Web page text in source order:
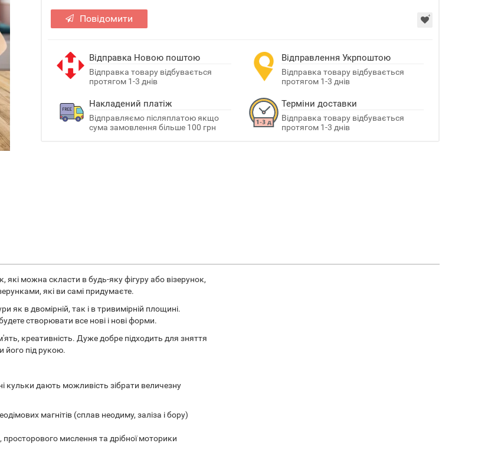
Повідомити
Відправка Новою поштою
Відправка товару відбувається
протягом 1-3 днів
Відправлення Укрпоштою
Відправка товару відбувається
протягом 1-3 днів
Накладений платіж
Відправляємо післяплатою якщо
сума замовлення більше 100 грн
Терміни доставки
Відправка товару відбувається
протягом 1-3 днів
можна скласти в будь-яку фігуру або візерунок,
які ви самі придумаєте.
як в двомірній, так і в тривимірній площині.
створювати все нові і нові форми.
креативність. Дуже добре підходить для зняття
його під рукою.
кульки дають можливість зібрати величезну
магнітів (сплав неодиму, заліза і бору)
просторового мислення та дрібної моторики